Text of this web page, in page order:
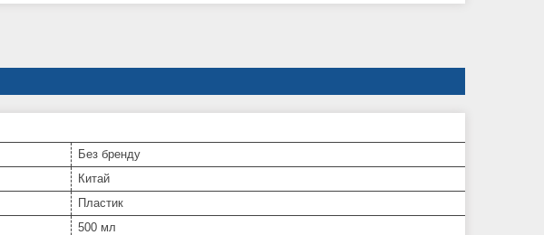
Без бренду
Китай
Пластик
500 мл